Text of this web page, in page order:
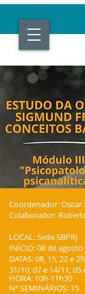
Coordenador: Oscar
Colaborador:
LOCAL: Sede SBPRJ
INÍCIO: 08 de
DATAS: 08, 15, 22 e
31/10; 07 e 14/11; 05
HORA: 10h-11h30
Nº SEMINÁRIOS: 15